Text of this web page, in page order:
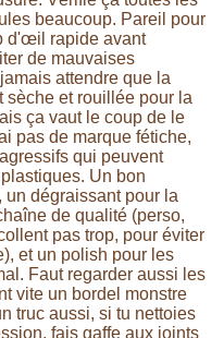
beaucoup. Pareil pour
d'œil rapide avant
de mauvaises
attendre que la
sèche et rouillée pour la
ça vaut le coup de le
pas de marque fétiche,
qui peuvent
Un bon
un dégraissant pour la
de qualité (perso,
pas trop, pour éviter
et un polish pour les
Faut regarder aussi les
vite un bordel monstre
truc aussi, si tu nettoies
fais gaffe aux joints